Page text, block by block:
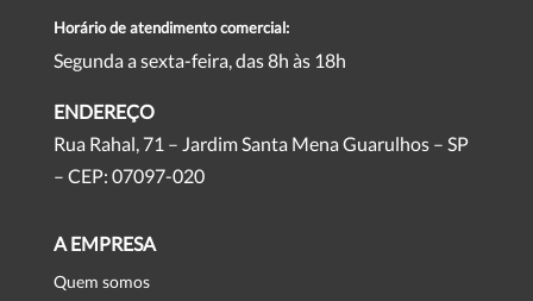
Horário de atendimento comercial:
Segunda a sexta-feira, das 8h às 18h
ENDEREÇO
Rua Rahal, 71 – Jardim Santa Mena Guarulhos – SP
– CEP: 07097-020
A EMPRESA
Quem somos